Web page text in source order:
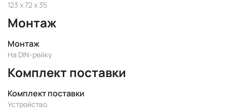
123 x 72 x 35
Монтаж
Монтаж
На DIN-рейку
Комплект поставки
Комплект поставки
Устройство